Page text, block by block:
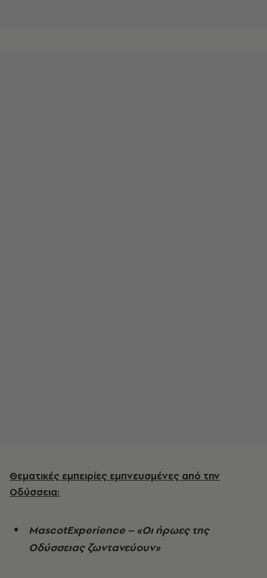
Θεματικές εμπειρίες εμπνευσμένες από την
Οδύσσεια:
MascotExperience – «Οι ήρωες της
Οδύσσειας ζωντανεύουν»